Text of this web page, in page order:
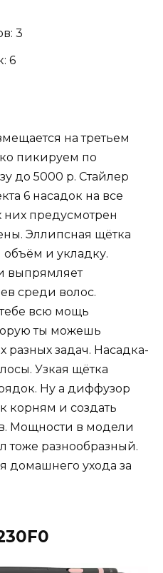
3
6
на третьем
пикируем по
до 5000 р. Стайлер
6 насадок на все
них предусмотрен
Эллипсная щётка
и укладку.
выпрямляет
среди волос.
всю мощь
ты можешь
разных задач. Насадка-
Узкая щётка
Ну а диффузор
корням и создать
Мощности в модели
тоже разнообразный.
домашнего ухода за